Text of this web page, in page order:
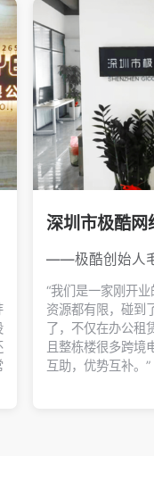
深圳市极酷网
——极酷创始人
“我们是一家刚开
资源都有限，碰到
了，不仅在办公租
且整栋楼很多跨境
互助，优势互补。”